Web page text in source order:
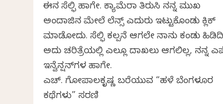
ಈಗಿನ ಸೆಲ್ಫಿ ಹಾಗೇ. ಕ್ಯಾಮೆರಾ ತಿರುಗಿಸಿ ನನ್ನ ಮುಖ
ಅಂದಾಜಿನ ಮೇಲೆ ಲೆನ್ಸ್ ಎದುರು ಇಟ್ಟುಕೊಂಡು ಕ್ಲಿಕ್
ಮಾಡೋದು. ಸೆಲ್ಫಿ ಕಲ್ಪನೆ ಆಗಲೇ ನಾನು ಕಂಡು
ಅದು ಚರಿತ್ರೆಯಲ್ಲಿ ಎಲ್ಲೂ ದಾಖಲು ಆಗಲಿಲ್ಲ, ನನ್ನ
ಇನ್ವೆನ್ಷನ್‌ಗಳ ಹಾಗೇ.
ಎಚ್. ಗೋಪಾಲಕೃಷ್ಣ ಬರೆಯುವ “ಹಳೆ ಬೆಂಗಳೂರ
ಕಥೆಗಳು” ಸರಣಿ